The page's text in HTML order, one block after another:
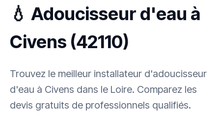
💧 Adoucisseur d'eau à
Civens (42110)
Trouvez le meilleur installateur d'adoucisseur
d'eau à Civens dans le Loire. Comparez les
devis gratuits de professionnels qualifiés.